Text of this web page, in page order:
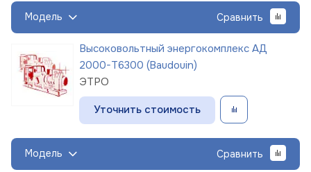
Модель Сравнить
Высоковольтный энергокомплекс АД
2000-Т6300 (Baudouin)
ЭТРО
Уточнить стоимость
Модель Сравнить